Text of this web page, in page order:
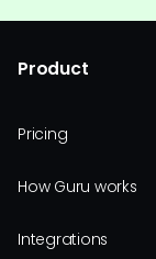
Product
Pricing
How Guru works
Integrations